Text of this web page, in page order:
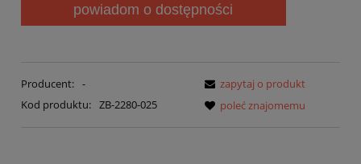
powiadom o dostępności
Producent: -
Kod produktu: ZB-2280-025
zapytaj o produkt
poleć znajomemu